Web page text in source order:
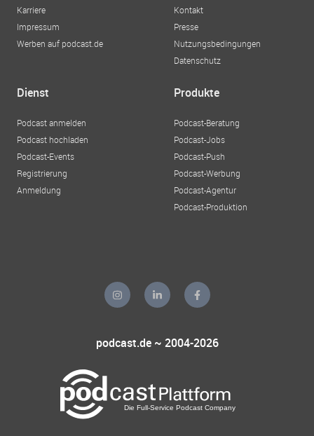
Karriere
Impressum
Werben auf podcast.de
Kontakt
Presse
Nutzungsbedingungen
Datenschutz
Dienst
Podcast anmelden
Podcast hochladen
Podcast-Events
Registrierung
Anmeldung
Produkte
Podcast-Beratung
Podcast-Jobs
Podcast-Push
Podcast-Werbung
Podcast-Agentur
Podcast-Produktion
podcast.de ~ 2004-2026